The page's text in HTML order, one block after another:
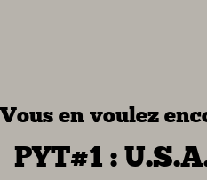
Vous en voulez
PYT#1 :